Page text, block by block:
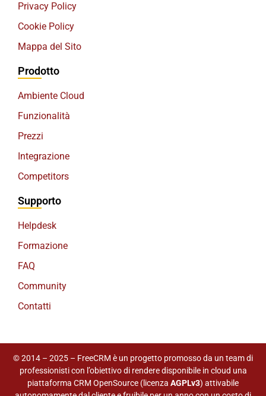
Privacy Policy
Cookie Policy
Mappa del Sito
Prodotto
Ambiente Cloud
Funzionalità
Prezzi
Integrazione
Competitors
Supporto
Helpdesk
Formazione
FAQ
Community
Contatti
© 2014 – 2025 – FreeCRM è un progetto promosso da un team di
professionisti con l’obiettivo di rendere disponibile in cloud una
piattaforma CRM OpenSource (licenza AGPLv3) attivabile